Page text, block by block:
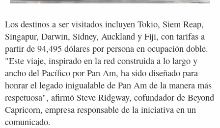
Los destinos a ser visitados incluyen Tokio, Siem Reap,
Singapur, Darwin, Sídney, Auckland y Fiji, con tarifas a
partir de 94,495 dólares por persona en ocupación doble.
"Este viaje, inspirado en la red construida a lo largo y
ancho del Pacífico por Pan Am, ha sido diseñado para
honrar el legado inigualable de Pan Am de la manera más
respetuosa", afirmó Steve Ridgway, cofundador de Beyond
Capricorn, empresa responsable de la iniciativa en un
comunicado.